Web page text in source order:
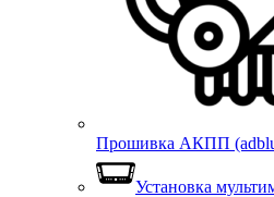
Прошивка АКПП
Установка